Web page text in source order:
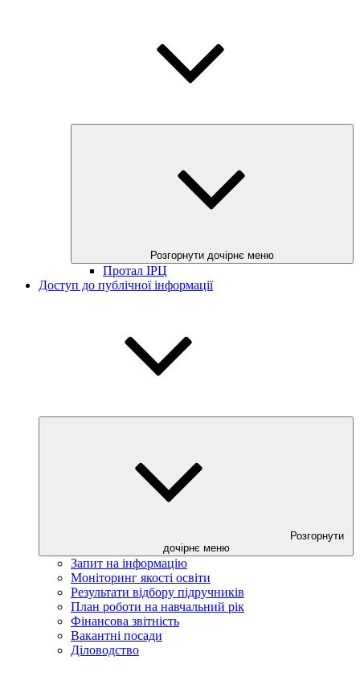
Розгорнути дочірнє меню
Протал ІРЦ
Доступ до публічної інформації
Розгорнути
дочірнє меню
Запит на інформацію
Моніторинг якості освіти
Результати відбору підручників
План роботи на навчальний рік
Фінансова звітність
Вакантні посади
Діловодство